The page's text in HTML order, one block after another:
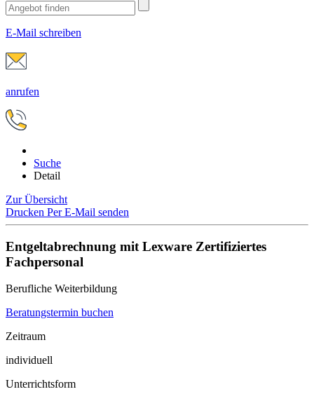
E-Mail schreiben
anrufen
Suche
Detail
Zur Übersicht
Drucken Per E-Mail senden
Entgeltabrechnung mit Lexware Zertifiziertes
Fachpersonal
Berufliche Weiterbildung
Beratungstermin buchen
Zeitraum
individuell
Unterrichtsform